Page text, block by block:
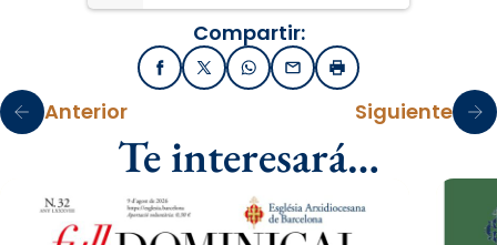
Compartir:
FacebookX / TwitterWhatsApp
EmailImprimir
Anterior Siguiente
Te interesará…